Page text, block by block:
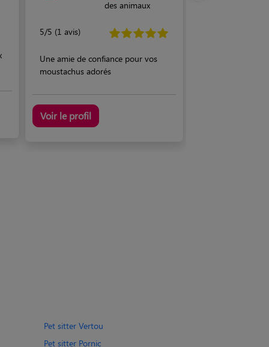
des animaux
5/5 (1 avis)
Une amie de confiance pour vos
moustachus adorés
Voir le profil
Pet sitter Vertou
Pet sitter Pornic